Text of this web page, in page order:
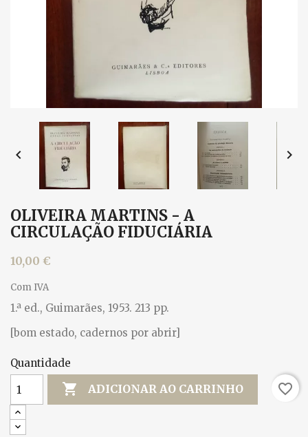
 
OLIVEIRA MARTINS - A
CIRCULAÇÃO FIDUCIÁRIA
10,00 €
Com IVA
1.ª ed., Guimarães, 1953. 213 pp.
[bom estado, cadernos por abrir]
Quantidade
 ADICIONAR AO CARRINHO favorite_border